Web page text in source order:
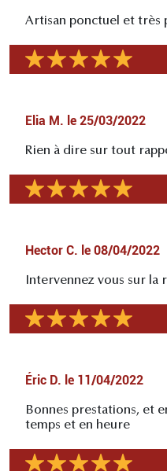
Artisan ponctuel et très
Elia M. le 25/03/2022
Rien à dire sur tout
Hector C. le 08/04/2022
Intervennez vous sur la
Éric D. le 11/04/2022
Bonnes prestations, et
temps et en heure